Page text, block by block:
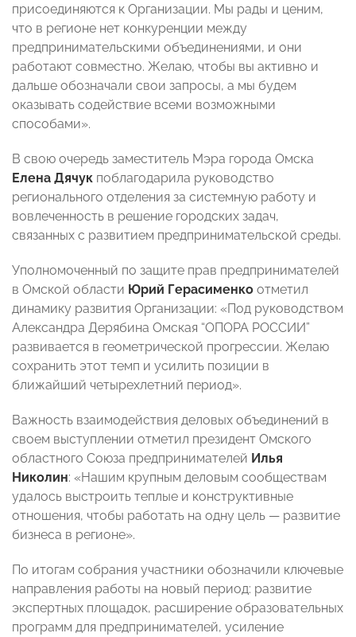
присоединяются к Организации. Мы рады и ценим,
что в регионе нет конкуренции между
предпринимательскими объединениями, и они
работают совместно. Желаю, чтобы вы активно и
дальше обозначали свои запросы, а мы будем
оказывать содействие всеми возможными
способами».
В свою очередь заместитель Мэра города Омска
Елена Дячук поблагодарила руководство
регионального отделения за системную работу и
вовлеченность в решение городских задач,
связанных с развитием предпринимательской среды.
Уполномоченный по защите прав предпринимателей
в Омской области Юрий Герасименко отметил
динамику развития Организации: «Под руководством
Александра Дерябина Омская “ОПОРА РОССИИ”
развивается в геометрической прогрессии. Желаю
сохранить этот темп и усилить позиции в
ближайший четырехлетний период».
Важность взаимодействия деловых объединений в
своем выступлении отметил президент Омского
областного Союза предпринимателей Илья
Николин: «Нашим крупным деловым сообществам
удалось выстроить теплые и конструктивные
отношения, чтобы работать на одну цель — развитие
бизнеса в регионе».
По итогам собрания участники обозначили ключевые
направления работы на новый период: развитие
экспертных площадок, расширение образовательных
программ для предпринимателей, усиление